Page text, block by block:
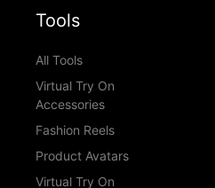
Tools
All Tools
Virtual Try On
Accessories
Fashion Reels
Product Avatars
Virtual Try On